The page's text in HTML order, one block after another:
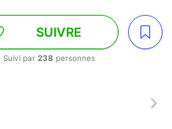
SUIVRE
Suivi par 238 personnes